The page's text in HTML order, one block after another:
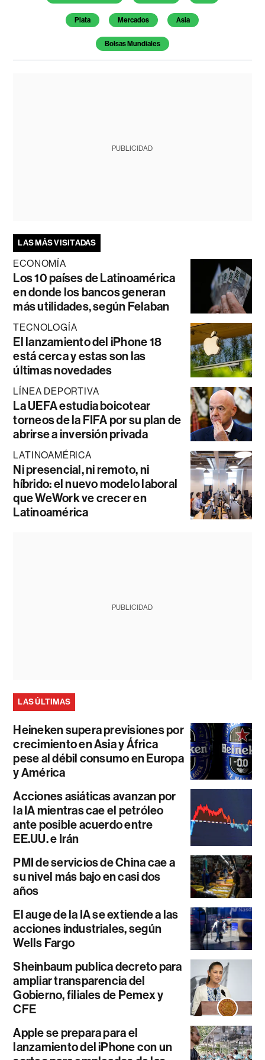
Plata Mercados Asia
Bolsas Mundiales
PUBLICIDAD
LAS MÁS VISITADAS
ECONOMÍA
Los 10 países de Latinoamérica
en donde los bancos generan
más utilidades, según Felaban
TECNOLOGÍA
El lanzamiento del iPhone 18
está cerca y estas son las
últimas novedades
LÍNEA DEPORTIVA
La UEFA estudia boicotear
torneos de la FIFA por su plan de
abrirse a inversión privada
LATINOAMÉRICA
Ni presencial, ni remoto, ni
híbrido: el nuevo modelo laboral
que WeWork ve crecer en
Latinoamérica
PUBLICIDAD
LAS ÚLTIMAS
Heineken supera previsiones por
crecimiento en Asia y África
pese al débil consumo en Europa
y América
Acciones asiáticas avanzan por
la IA mientras cae el petróleo
ante posible acuerdo entre
EE.UU. e Irán
PMI de servicios de China cae a
su nivel más bajo en casi dos
años
El auge de la IA se extiende a las
acciones industriales, según
Wells Fargo
Sheinbaum publica decreto para
ampliar transparencia del
Gobierno, filiales de Pemex y
CFE
Apple se prepara para el
lanzamiento del iPhone con un